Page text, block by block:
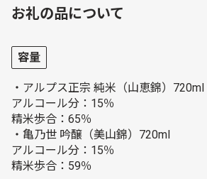
お礼の品について
容量
・アルプス正宗 純米（山恵錦）720ml
アルコール分：15％
精米歩合：65％
・亀乃世 吟醸（美山錦）720ml
アルコール分：15％
精米歩合：59％